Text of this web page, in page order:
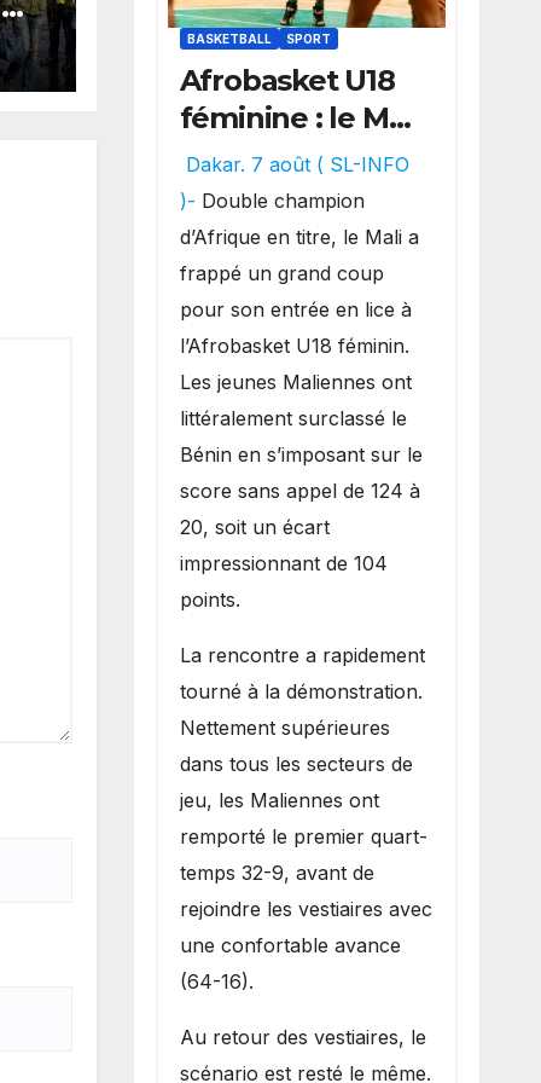
BASKETBALL SPORT
Afrobasket U18
féminine : le Mali
réalise un
véritable festival
offensif et
inflige une
lourde défaite
au Bénin.
Dakar. 7 août ( SL-INFO
)- Double champion
d’Afrique en titre, le Mali a
frappé un grand coup
pour son entrée en lice à
l’Afrobasket U18 féminin.
Les jeunes Maliennes ont
littéralement surclassé le
Bénin en s’imposant sur le
score sans appel de 124 à
20, soit un écart
impressionnant de 104
points.
La rencontre a rapidement
tourné à la démonstration.
Nettement supérieures
dans tous les secteurs de
jeu, les Maliennes ont
remporté le premier quart-
temps 32-9, avant de
rejoindre les vestiaires avec
une confortable avance
(64-16).
Au retour des vestiaires, le
scénario est resté le même.